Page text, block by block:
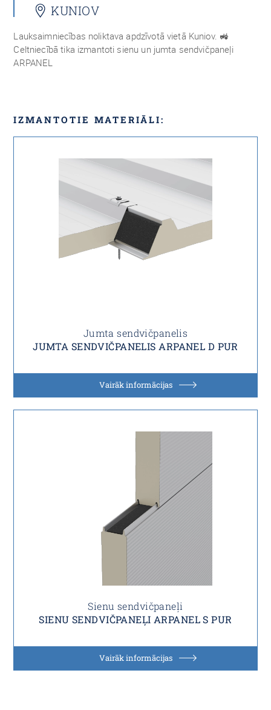
KUNIOV
Lauksaimniecības noliktava apdzīvotā vietā Kuniov. 🚜
Celtniecībā tika izmantoti sienu un jumta sendvičpaneļi
ARPANEL
IZMANTOTIE MATERIĀLI:
Jumta sendvičpanelis
JUMTA SENDVIČPANELIS ARPANEL D PUR
Vairāk informācijas
Sienu sendvičpaneļi
SIENU SENDVIČPANEĻI ARPANEL S PUR
Vairāk informācijas